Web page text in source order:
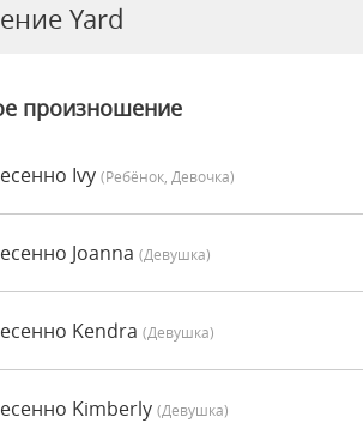
Yard
произношение
Ivy (Ребёнок, Девочка)
Joanna (девушка)
Kendra (девушка)
Kimberly (девушка)